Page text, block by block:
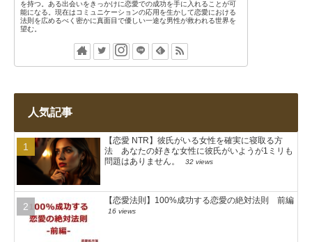
を持つ。ある出会いをきっかけに恋愛での成功を手に入れることが可
能になる。現在はコミュニケーションの応用を生かして恋愛における
法則を広めるべく密かに真面目で優しい一途な男性が救われる世界を
望む。
人気記事
【恋愛 NTR】彼氏がいる女性を確実に寝取る方
法 あなたの好きな女性に彼氏がいようが1ミリも
問題はありません。
32 views
【恋愛法則】100%成功する恋愛の絶対法則 前編
16 views